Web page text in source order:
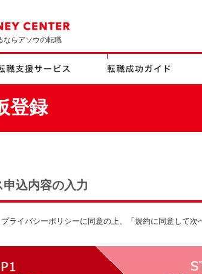
ならアソウの転職
登録
込内容の入力
ライバシーポリシーに同意の上、「規約に同意して次